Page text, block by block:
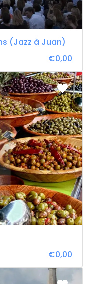
(Jazz à Juan)
€0,00
€0,00